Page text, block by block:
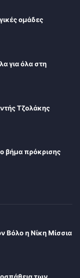
ομάδες
για όλα στη
Τζολάκης
βήμα πρόκρισης
Βόλο η Νίκη Μίσσια